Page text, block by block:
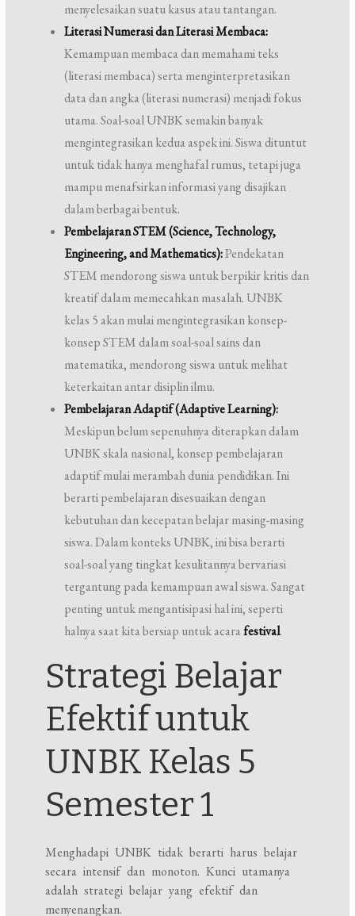
menyelesaikan suatu kasus atau tantangan.
Literasi Numerasi dan Literasi Membaca:
Kemampuan membaca dan memahami teks
(literasi membaca) serta menginterpretasikan
data dan angka (literasi numerasi) menjadi fokus
utama. Soal-soal UNBK semakin banyak
mengintegrasikan kedua aspek ini. Siswa dituntut
untuk tidak hanya menghafal rumus, tetapi juga
mampu menafsirkan informasi yang disajikan
dalam berbagai bentuk.
Pembelajaran STEM (Science, Technology,
Engineering, and Mathematics):Pendekatan
STEM mendorong siswa untuk berpikir kritis dan
kreatif dalam memecahkan masalah. UNBK
kelas 5 akan mulai mengintegrasikan konsep-
konsep STEM dalam soal-soal sains dan
matematika, mendorong siswa untuk melihat
keterkaitan antar disiplin ilmu.
Pembelajaran Adaptif (Adaptive Learning):
Meskipun belum sepenuhnya diterapkan dalam
UNBK skala nasional, konsep pembelajaran
adaptif mulai merambah dunia pendidikan. Ini
berarti pembelajaran disesuaikan dengan
kebutuhan dan kecepatan belajar masing-masing
siswa. Dalam konteks UNBK, ini bisa berarti
soal-soal yang tingkat kesulitannya bervariasi
tergantung pada kemampuan awal siswa. Sangat
penting untuk mengantisipasi hal ini, seperti
halnya saat kita bersiap untuk acarafestival.
Strategi Belajar
Efektif untuk
UNBK Kelas 5
Semester 1
Menghadapi UNBK tidak berarti harus belajar
secara intensif dan monoton. Kunci utamanya
adalah strategi belajar yang efektif dan
menyenangkan.